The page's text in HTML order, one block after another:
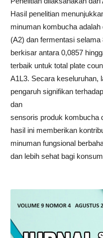
Hasil penelitian
minuman kombucha
(A2) dan fermentasi
berkisar antara 0,0857
terbaik untuk total plate
A1L3. Secara keseluruhan,
pengaruh signifikan
dan
sensoris produk kombucha
hasil ini memberikan
minuman fungsional
dan lebih sehat bagi